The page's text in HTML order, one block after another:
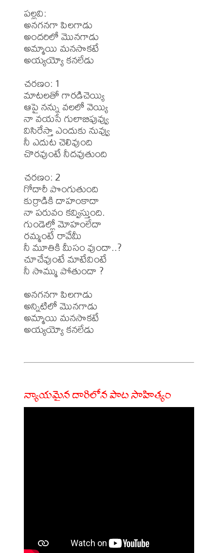
పల్లవి:
అనగనగా పిలగాడు
అందరిలో మొనగాడు
అమ్మాయి మనసొకటే
అయ్యయ్యో కనలేడు
చరణం: 1
మాటలతో గారడిచెయ్యి
ఆపై నన్ను వలలో వెయ్యి
నా వయసే గులాబిపువ్వు
విసిరేస్తా ఎందుకు నువ్వు
నీ ఎదుట చెలివుంది
చొరవుంటే నీదవుతుంది
చరణం: 2
గోదారీ పొంగుతుంది
కుర్రాడికి దాహంకాదా
నా పరువం కవ్విస్తుంది.
గుండెల్లో మోహంలేదా
రమ్మంటే రావేమీ
నీ మూతికి మీసం వుందా..?
చూచేవుంటే మాటేవింటే
నీ సొమ్ము పోతుందా ?
అనగనగా పిలగాడు
అన్నిటిలో మొనగాడు
అమ్మాయి మనసొకటే
అయ్యయ్యో కనలేడు
న్యాయమైన దారిలోన పాట సాహిత్యం